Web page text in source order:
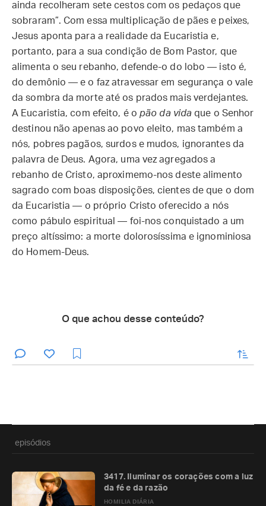
ainda recolheram sete cestos com os pedaços que
sobraram”. Com essa multiplicação de pães e peixes,
Jesus aponta para a realidade da Eucaristia e,
portanto, para a sua condição de Bom Pastor, que
alimenta o seu rebanho, defende-o do lobo — isto é,
do demônio — e o faz atravessar em segurança o vale
da sombra da morte até os prados mais verdejantes.
A Eucaristia, com efeito, é opão da vida que o Senhor
destinou não apenas ao povo eleito, mas também a
nós, pobres pagãos, surdos e mudos, ignorantes da
palavra de Deus. Agora, uma vez agregados a
rebanho de Cristo, aproximemo-nos deste alimento
sagrado com boas disposições, cientes de que o dom
da Eucaristia — o próprio Cristo oferecido a nós
como pábulo espiritual — foi-nos conquistado a um
preço altíssimo: a morte dolorosíssima e ignominiosa
do Homem-Deus.
O que achou desse conteúdo?
enviar
episódios
HOMILIA DIÁRIA
3417. Iluminar os corações com a luz
da fé e da razão